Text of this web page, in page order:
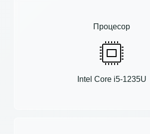
Процесор
Intel Core i5-1235U